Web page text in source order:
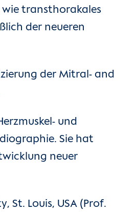
transthorakales
der neueren
der Mitral- and
und
Sie hat
neuer
St. Louis, USA (Prof.